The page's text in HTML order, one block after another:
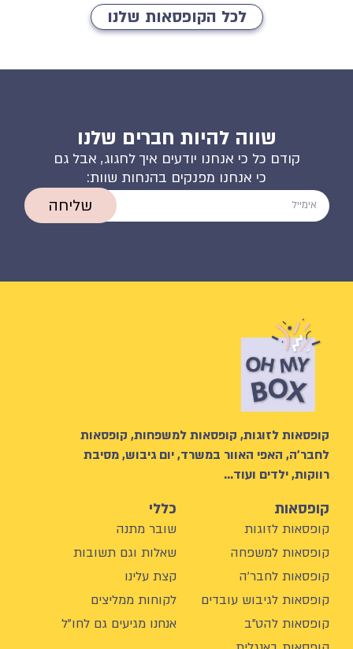
לכל הקופסאות שלנו
שווה להיות חברים שלנו
קודם כל כי אנחנו יודעים איך לחגוג, אבל גם
כי אנחנו מפנקים בהנחות שוות:
שליחה
קופסאות לזוגות, קופסאות למשפחות, קופסאות
לחבר’ה, האפי האוור במשרד, יום גיבוש, מסיבת
רווקות, ילדים ועוד…
קופסאות
קופסאות לזוגות
קופסאות למשפחה
קופסאות לחבר'ה
קופסאות לגיבוש עובדים
קופסאות להט"ב
כללי
שובר מתנה
שאלות וגם תשובות
קצת עלינו
לקוחות ממליצים
אנחנו מגיעים גם לחו"ל